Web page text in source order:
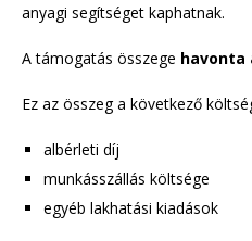
anyagi segítséget kaphatnak.
A támogatás összege havonta
Ez az összeg a következő
albérleti díj
munkásszállás költsége
egyéb lakhatási kiadások